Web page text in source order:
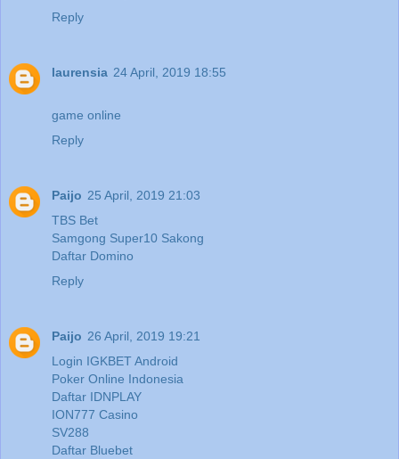
Reply
laurensia 24 April, 2019 18:55
game online
Reply
Paijo 25 April, 2019 21:03
TBS Bet
Samgong Super10 Sakong
Daftar Domino
Reply
Paijo 26 April, 2019 19:21
Login IGKBET Android
Poker Online Indonesia
Daftar IDNPLAY
ION777 Casino
SV288
Daftar Bluebet